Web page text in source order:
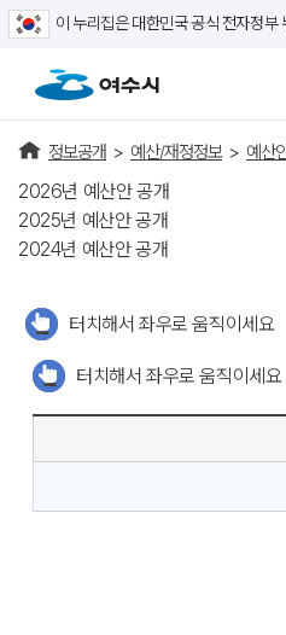
이 누리집은 대한민국 공식 전자정부
정보공개 > 예산/재정정보 > 예산
2026년 예산안 공개
2025년 예산안 공개
2024년 예산안 공개
터치해서 좌우로 움직이세요
터치해서 좌우로 움직이세요